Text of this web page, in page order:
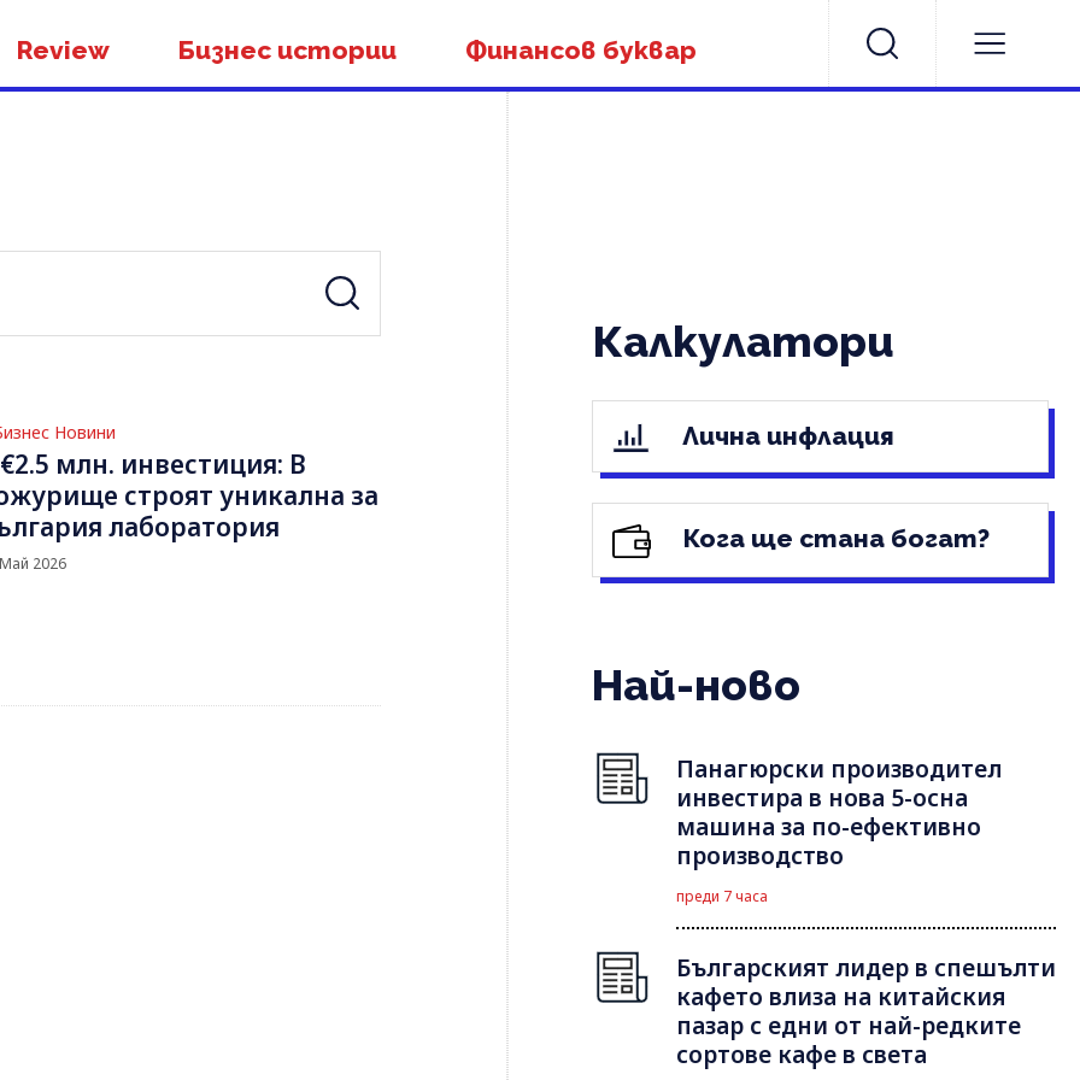
Review Бизнес истории Финансов буквар
Новини
млн. инвестиция: В
строят уникална за
лаборатория
2026
Калкулатори
Лична инфлация
Кога ще стана богат?
Най-ново
Панагюрски производител
инвестира в нова 5-осна
машина за по-ефективно
производство
преди 7 часа
Българският лидер в спешълти
кафето влиза на китайския
пазар с едни от най-редките
сортове кафе в света